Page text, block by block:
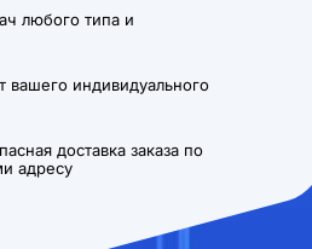
любого типа и
вашего индивидуального
доставка заказа по
адресу